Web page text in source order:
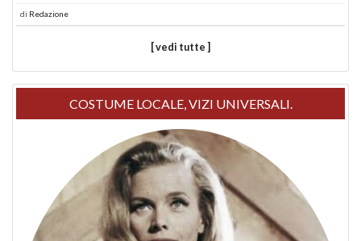
di Redazione
[ vedi tutte ]
COSTUME LOCALE, VIZI UNIVERSALI.